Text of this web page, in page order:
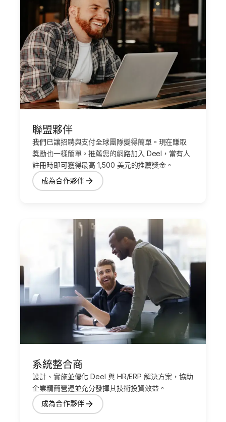
聯盟夥伴
我們已讓招聘與支付全球團隊變得簡單。現在賺取
獎勵也一樣簡單。推薦您的網路加入 Deel，當有人
註冊時即可獲得最高 1,500 美元的推薦獎金。
成為合作夥伴
系統整合商
設計、實施並優化 Deel 與 HR/ERP 解決方案，協助
企業精簡營運並充分發揮其技術投資效益。
成為合作夥伴